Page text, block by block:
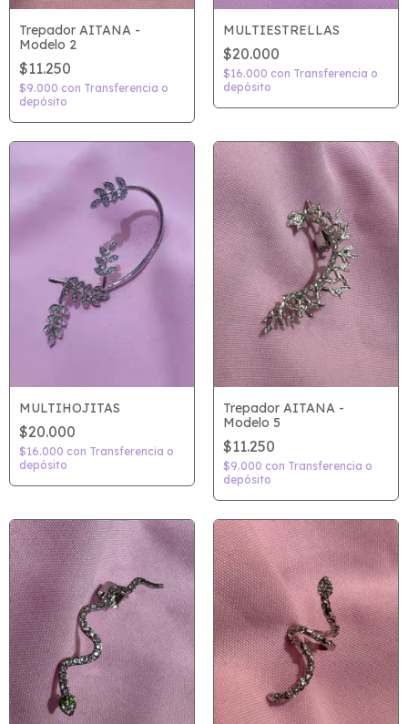
Trepador AITANA -
Modelo 2
$11.250
$9.000 con Transferencia o
depósito
MULTIESTRELLAS
$20.000
$16.000 con Transferencia o
depósito
MULTIHOJITAS
$20.000
$16.000 con Transferencia o
depósito
Trepador AITANA -
Modelo 5
$11.250
$9.000 con Transferencia o
depósito